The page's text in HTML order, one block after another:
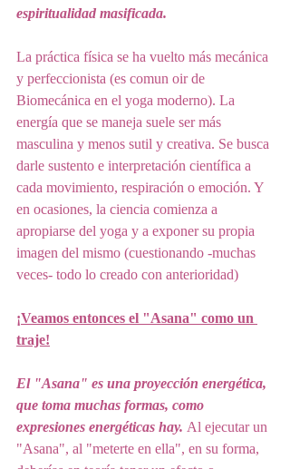
espiritualidad masificada.
La práctica física se ha vuelto más mecánica
y perfeccionista (es comun oir de
Biomecánica en el yoga moderno). La
energía que se maneja suele ser más
masculina y menos sutil y creativa. Se busca
darle sustento e interpretación científica a
cada movimiento, respiración o emoción. Y
en ocasiones, la ciencia comienza a
apropiarse del yoga y a exponer su propia
imagen del mismo (cuestionando -muchas
veces- todo lo creado con anterioridad)
¡Veamos entonces el "Asana" como un
traje!
El "Asana" es una proyección energética,
que toma muchas formas, como
expresiones energéticas hay. Al ejecutar un
"Asana", al "meterte en ella", en su forma,